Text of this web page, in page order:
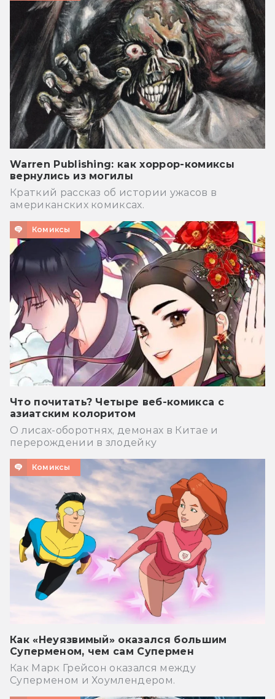
Warren Publishing: как хоррор-комиксы
вернулись из могилы
Краткий рассказ об истории ужасов в
американских комиксах.
Комиксы
Что почитать? Четыре веб-комикса с
азиатским колоритом
О лисах-оборотнях, демонах в Китае и
перерождении в злодейку
Комиксы
Как «Неуязвимый» оказался большим
Суперменом, чем сам Супермен
Как Марк Грейсон оказался между
Суперменом и Хоумлендером.